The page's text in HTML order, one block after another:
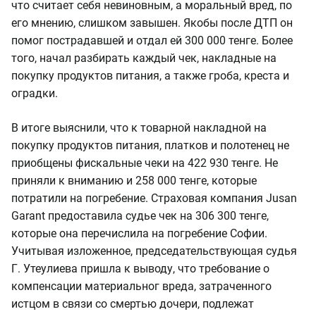
что считает себя невиновным, а моральный вред, по
его мнению, слишком завышен. Якобы после ДТП он
помог пострадавшей и отдал ей 300 000 тенге. Более
того, начал разбирать каждый чек, накладные на
покупку продуктов питания, а также гроба, креста и
оградки.
В итоге выяснили, что к товарной накладной на
покупку продуктов питания, платков и полотенец не
приобщены фискальные чеки на 422 930 тенге. Не
приняли к вниманию и 258 000 тенге, которые
потратили на погребение. Страховая компания Jusan
Garant предоставила судье чек на 306 300 тенге,
которые она перечислила на погребение Софии.
Учитывая изложенное, председательствующая судья
Г. Утеулиева пришла к выводу, что требование о
компенсации материальног вреда, затраченного
истцом в связи со смертью дочери, подлежат